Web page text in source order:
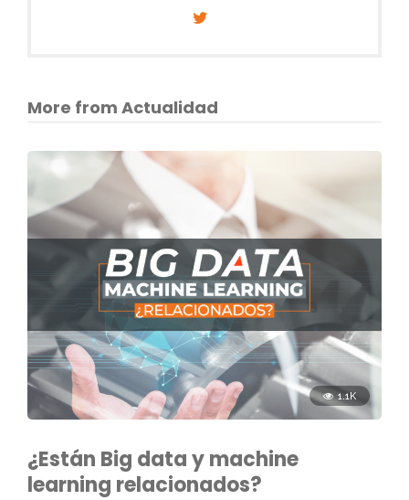
More from Actualidad
1.1K
¿Están Big data y machine
learning relacionados?